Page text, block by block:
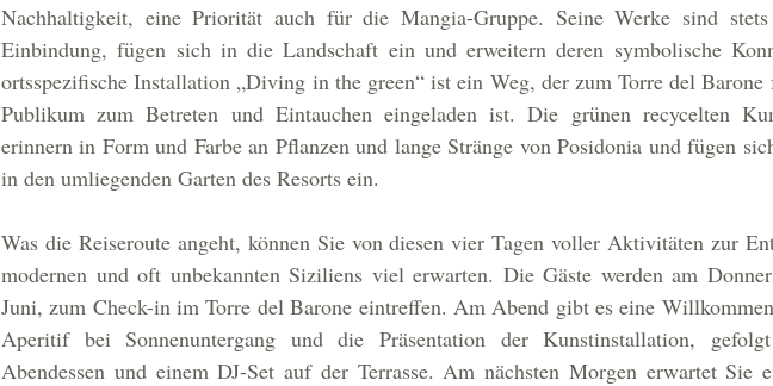
Nachhaltigkeit, eine Priorität auch für die Mangia-Gruppe. Seine Werke sind
Einbindung, fügen sich in die Landschaft ein und erweitern deren symbolische
ortsspezifische Installation „Diving in the green“ ist ein Weg, der zum Torre del Barone
Publikum zum Betreten und Eintauchen eingeladen ist. Die grünen recycelten
erinnern in Form und Farbe an Pflanzen und lange Stränge von Posidonia und fügen
in den umliegenden Garten des Resorts ein.
Was die Reiseroute angeht, können Sie von diesen vier Tagen voller Aktivitäten zur
modernen und oft unbekannten Siziliens viel erwarten. Die Gäste werden am
Juni, zum Check-in im Torre del Barone eintreffen. Am Abend gibt es eine
Aperitif bei Sonnenuntergang und die Präsentation der Kunstinstallation,
Abendessen und einem DJ-Set auf der Terrasse. Am nächsten Morgen erwartet Sie